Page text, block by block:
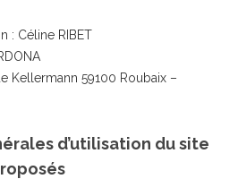
: Céline RIBET
Kellermann 59100 Roubaix –
d’utilisation du site